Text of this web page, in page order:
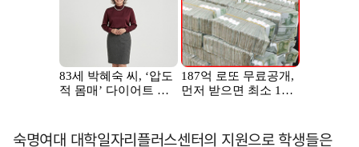
숙명여대 대학일자리플러스센터의 지원으로 학생들은